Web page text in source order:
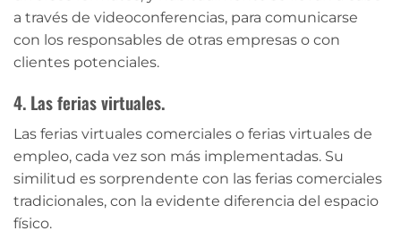
a través de videoconferencias, para comunicarse
con los responsables de otras empresas o con
clientes potenciales.
4. Las ferias virtuales.
Las ferias virtuales comerciales o ferias virtuales de
empleo, cada vez son más implementadas. Su
similitud es sorprendente con las ferias comerciales
tradicionales, con la evidente diferencia del espacio
físico.